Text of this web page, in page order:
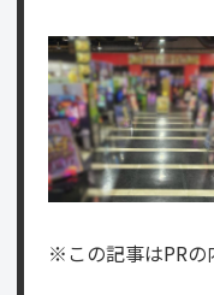
※この記事はPRの